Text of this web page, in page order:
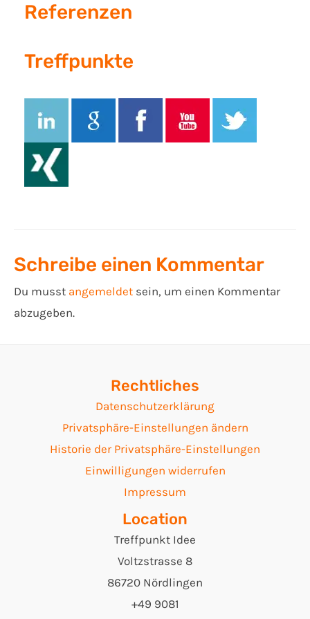
Referenzen
Treffpunkte
Schreibe einen Kommentar
Du musst angemeldet sein, um einen Kommentar
abzugeben.
Rechtliches
Datenschutzerklärung
Privatsphäre-Einstellungen ändern
Historie der Privatsphäre-Einstellungen
Einwilligungen widerrufen
Impressum
Location
Treffpunkt Idee
Voltzstrasse 8
86720 Nördlingen
+49 9081